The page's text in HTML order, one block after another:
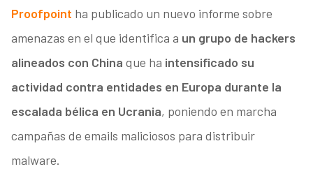
Proofpoint ha publicado un nuevo informe sobre
amenazas en el que identifica a un grupo de hackers
alineados con China que ha intensificado su
actividad contra entidades en Europa durante la
escalada bélica en Ucrania, poniendo en marcha
campañas de emails maliciosos para distribuir
malware.